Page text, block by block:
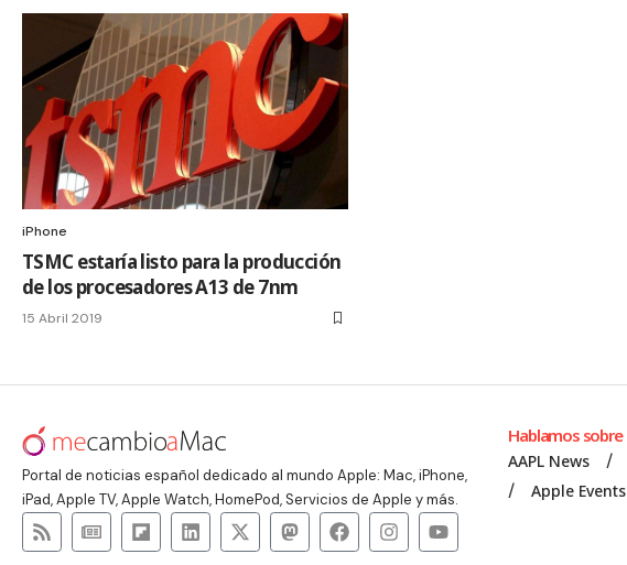
iPhone
TSMC estaría listo para la producción
de los procesadores A13 de 7nm
15 Abril 2019
Portal de noticias español dedicado al mundo Apple: Mac, iPhone,
iPad, Apple TV, Apple Watch, HomePod, Servicios de Apple y más.
Hablamos sobre
AAPL News
Apple Events